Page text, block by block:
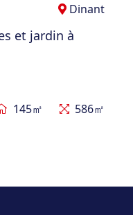
Dinant
et jardin à
145㎡ 586㎡